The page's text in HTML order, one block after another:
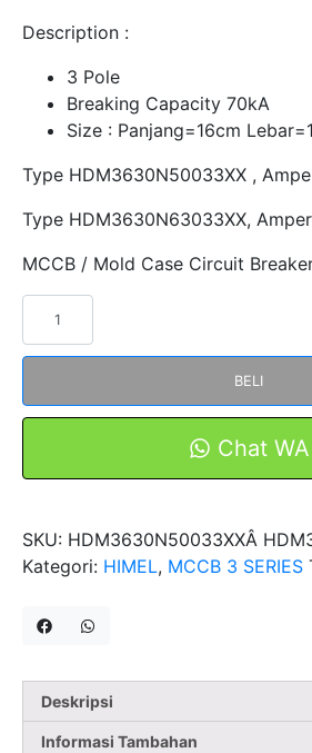
Description :
3 Pole
Breaking Capacity 70kA
Size : Panjang=16cm
Type HDM3630N50033XX ,
Type HDM3630N63033XX,
MCCB / Mold Case Circuit
HDM3630N(500A
3Pole
BELI
Chat WA
SKU: HDM3630N50033XXÂ
Kategori: HIMEL, MCCB 3 SERIES
Deskripsi
Informasi Tambahan